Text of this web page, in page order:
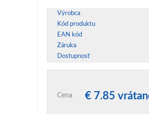
Výrobca
Kód produktu
EAN kód
Záruka
Dostupnosť
Cena € 7.85